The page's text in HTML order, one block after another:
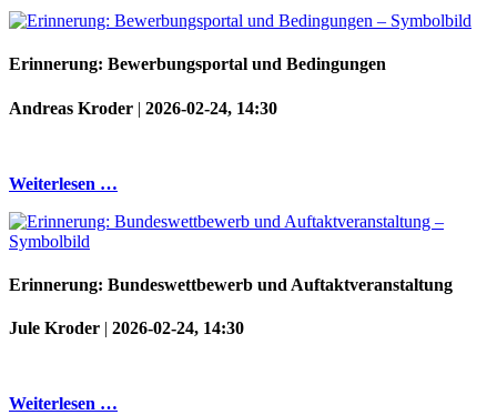
Erinnerung: Bewerbungsportal und Bedingungen
Andreas Kroder | 2026-02-24, 14:30
Weiterlesen …
Erinnerung: Bundeswettbewerb und Auftaktveranstaltung
Jule Kroder | 2026-02-24, 14:30
Weiterlesen …